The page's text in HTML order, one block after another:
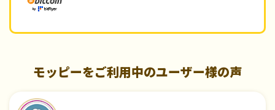
モッピーをご利用中のユーザー様の声